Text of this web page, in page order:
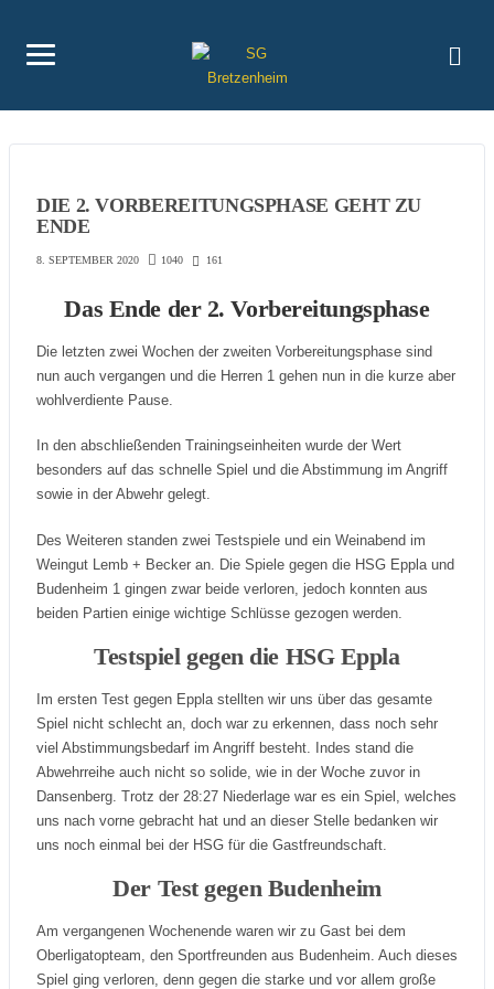
DIE 2. VORBEREITUNGSPHASE GEHT ZU
ENDE
8. SEPTEMBER 2020 1040 161
Das Ende der 2. Vorbereitungsphase
Die letzten zwei Wochen der zweiten Vorbereitungsphase sind
nun auch vergangen und die Herren 1 gehen nun in die kurze aber
wohlverdiente Pause.
In den abschließenden Trainingseinheiten wurde der Wert
besonders auf das schnelle Spiel und die Abstimmung im Angriff
sowie in der Abwehr gelegt.
Des Weiteren standen zwei Testspiele und ein Weinabend im
Weingut Lemb + Becker an. Die Spiele gegen die HSG Eppla und
Budenheim 1 gingen zwar beide verloren, jedoch konnten aus
beiden Partien einige wichtige Schlüsse gezogen werden.
Testspiel gegen die HSG Eppla
Im ersten Test gegen Eppla stellten wir uns über das gesamte
Spiel nicht schlecht an, doch war zu erkennen, dass noch sehr
viel Abstimmungsbedarf im Angriff besteht. Indes stand die
Abwehrreihe auch nicht so solide, wie in der Woche zuvor in
Dansenberg. Trotz der 28:27 Niederlage war es ein Spiel, welches
uns nach vorne gebracht hat und an dieser Stelle bedanken wir
uns noch einmal bei der HSG für die Gastfreundschaft.
Der Test gegen Budenheim
Am vergangenen Wochenende waren wir zu Gast bei dem
Oberligatopteam, den Sportfreunden aus Budenheim. Auch dieses
Spiel ging verloren, denn gegen die starke und vor allem große